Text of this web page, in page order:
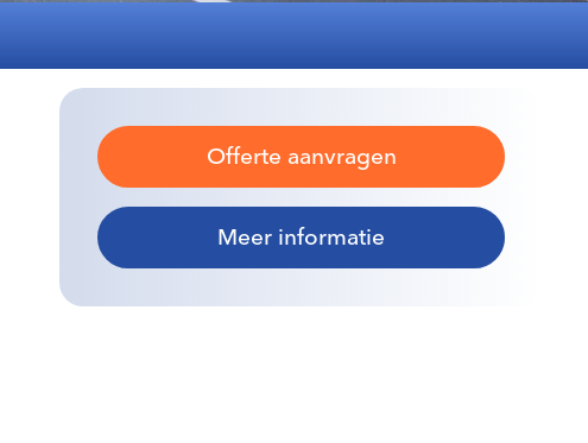
Offerte aanvragen
Meer informatie